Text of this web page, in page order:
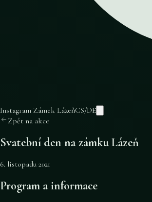
Instagram Zámek LázeňCS/DE
Zpět na akce
Svatební den na zámku Lázeň
6. listopadu 2021
Program a informace